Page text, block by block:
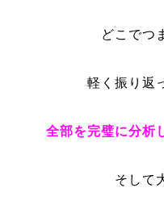
どこでつ
軽く振り返
全部を完璧に分析
そして